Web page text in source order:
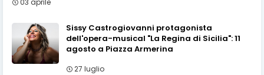
03 aprile
Sissy Castrogiovanni protagonista
dell'opera-musical "La Regina di Sicilia": 11
agosto a Piazza Armerina
27 luglio